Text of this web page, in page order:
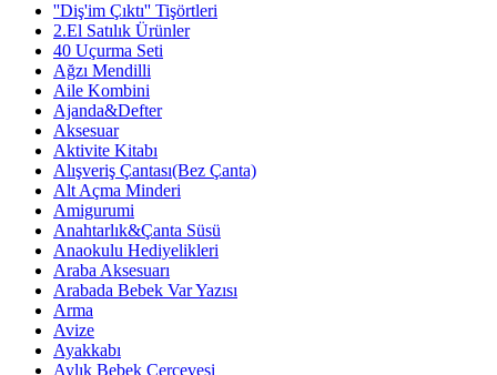
''Diş'im Çıktı'' Tişörtleri
2.El Satılık Ürünler
40 Uçurma Seti
Ağzı Mendilli
Aile Kombini
Ajanda&Defter
Aksesuar
Aktivite Kitabı
Alışveriş Çantası(Bez Çanta)
Alt Açma Minderi
Amigurumi
Anahtarlık&Çanta Süsü
Anaokulu Hediyelikleri
Araba Aksesuarı
Arabada Bebek Var Yazısı
Arma
Avize
Ayakkabı
Aylık Bebek Çerçevesi